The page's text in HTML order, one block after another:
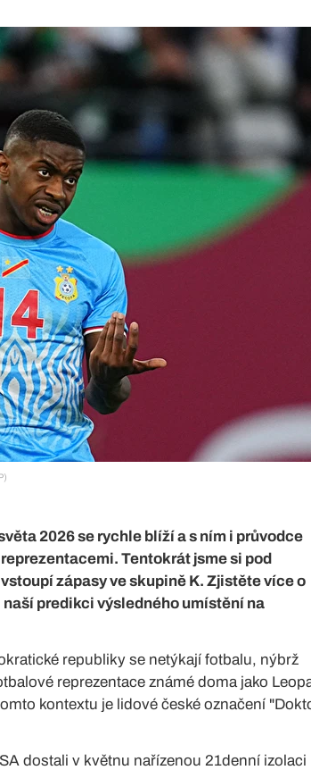
2026 se rychle blíží a s ním i průvodce
Tentokrát jsme si pod
zápasy ve skupině K. Zjistěte více o
predikci výsledného umístění na
republiky se netýkají fotbalu, nýbrž
reprezentace známé doma jako
kontextu je lidové české označení
dostali v květnu nařízenou 21denní izolaci